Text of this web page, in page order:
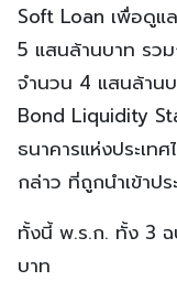
Soft Loan เพื่อดูแ
5 แสนล้านบาท รว
จำนวน 4 แสนล้าน
Bond Liquidity
ธนาคารแห่งประเ
กล่าว ที่ถูกนำเข้าป
ทั้งนี้ พ.ร.ก. ทั้ง 3
บาท